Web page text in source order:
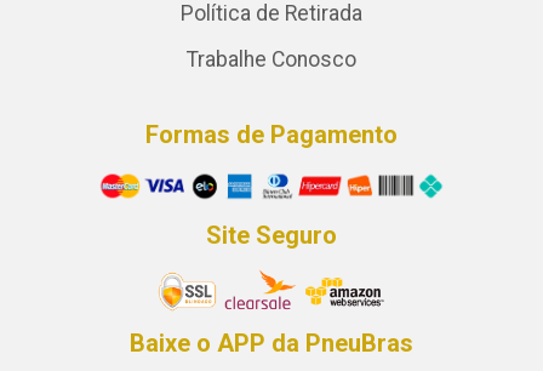
Política de Retirada
Trabalhe Conosco
Formas de Pagamento
Site Seguro
Baixe o APP da PneuBras